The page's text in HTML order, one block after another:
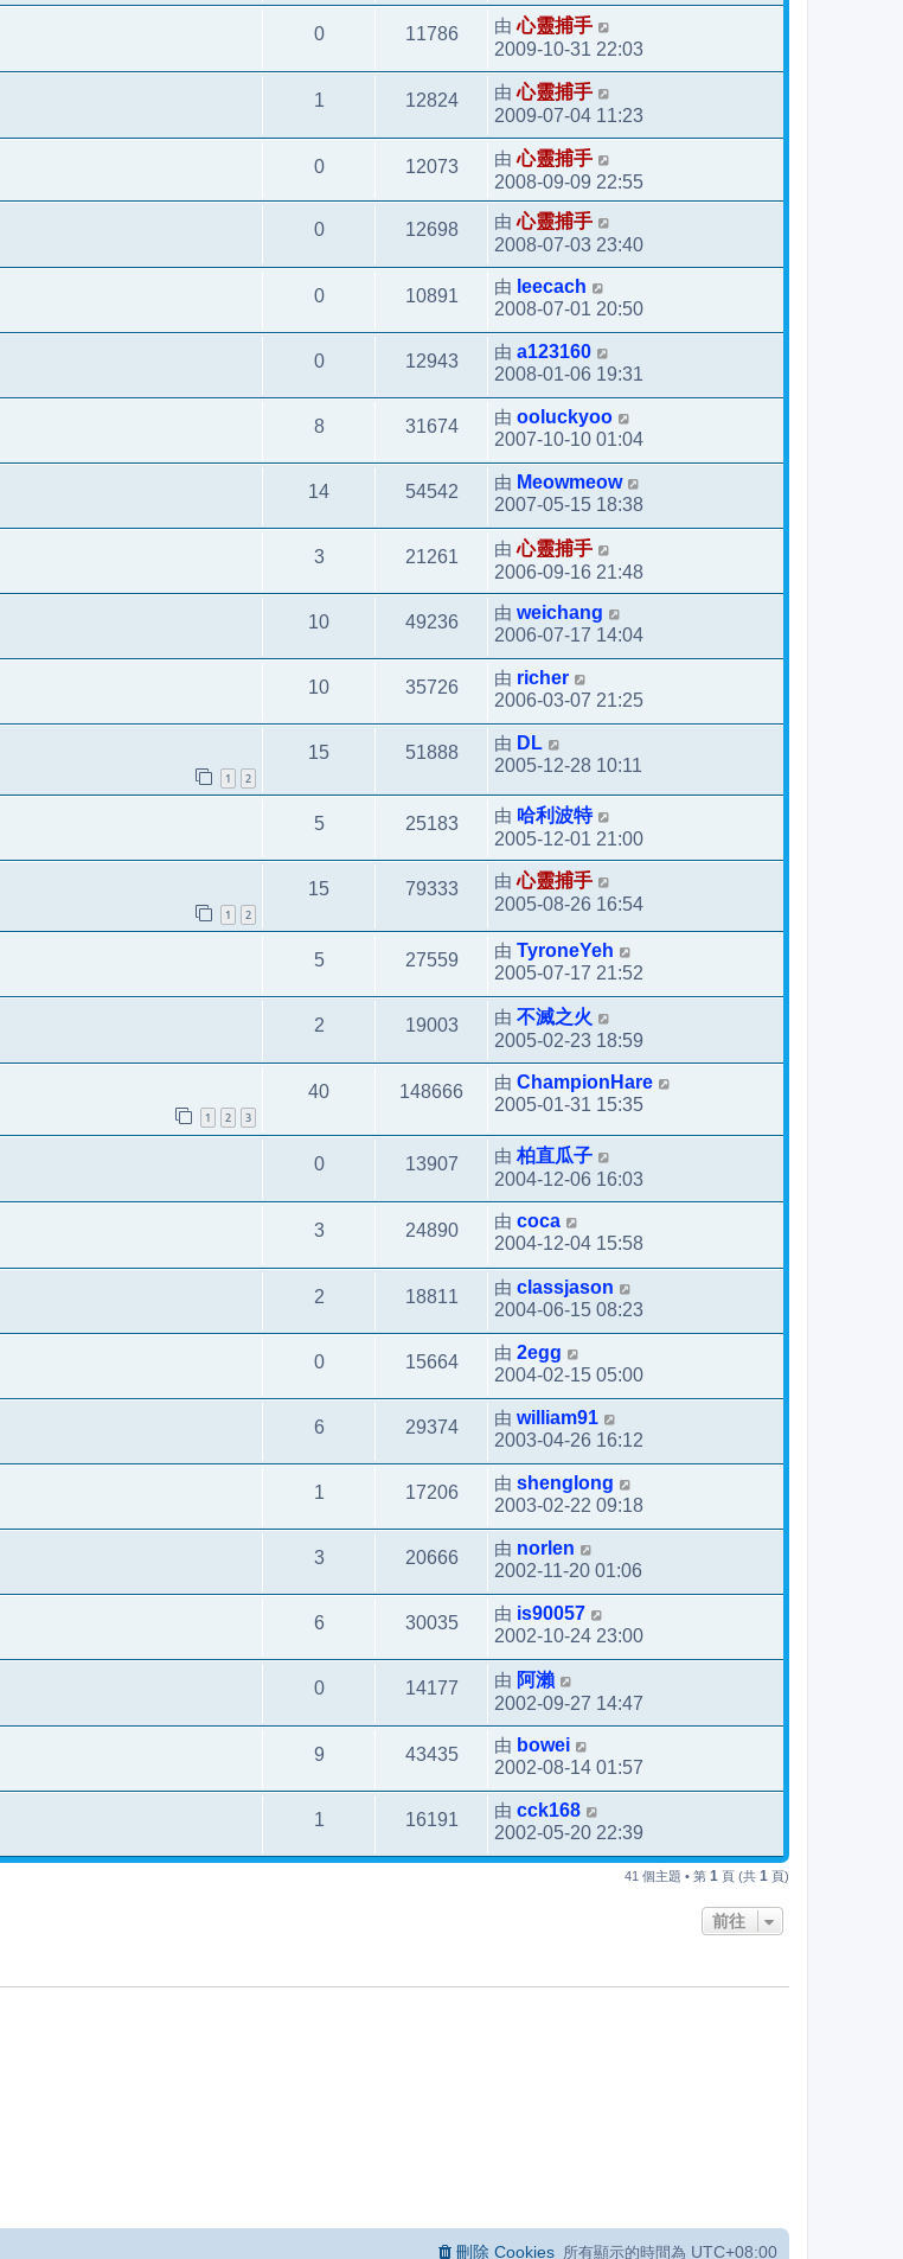
0 11786 由心靈捕手
2009-10-31 22:03
1 12824 由心靈捕手
2009-07-04 11:23
0 12073 由心靈捕手
2008-09-09 22:55
0 12698 由心靈捕手
2008-07-03 23:40
0 10891 由 leecach
2008-07-01 20:50
0 12943 由 a123160
2008-01-06 19:31
8 31674 由 ooluckyoo
2007-10-10 01:04
14 54542 由 Meowmeow
2007-05-15 18:38
3 21261 由心靈捕手
2006-09-16 21:48
10 49236 由 weichang
2006-07-17 14:04
10 35726 由 richer
2006-03-07 21:25
1 2
15 51888 由 DL
2005-12-28 10:11
5 25183 由 哈利波特
2005-12-01 21:00
1 2
15 79333 由心靈捕手
2005-08-26 16:54
5 27559 由 TyroneYeh
2005-07-17 21:52
2 19003 由 不滅之火
2005-02-23 18:59
1 2 3
40 148666 由 ChampionHare
2005-01-31 15:35
0 13907 由 柏直瓜子
2004-12-06 16:03
3 24890 由 coca
2004-12-04 15:58
2 18811 由 classjason
2004-06-15 08:23
0 15664 由 2egg
2004-02-15 05:00
6 29374 由 william91
2003-04-26 16:12
1 17206 由 shenglong
2003-02-22 09:18
3 20666 由 norlen
2002-11-20 01:06
6 30035 由 is90057
2002-10-24 23:00
0 14177 由 阿瀨
2002-09-27 14:47
9 43435 由 bowei
2002-08-14 01:57
1 16191 由 cck168
2002-05-20 22:39
41 個主題 • 第 1 頁 (共 1 頁)
前往
所有顯示的時間為 UTC+08:00
刪除 Cookies